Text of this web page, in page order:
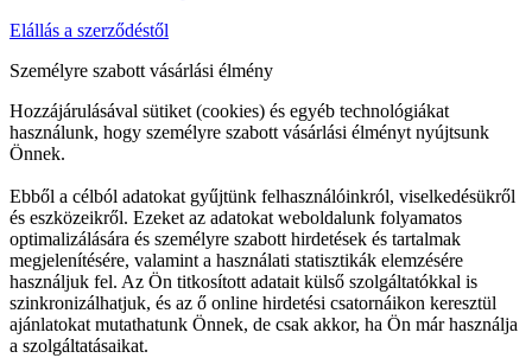
Elállás a szerződéstől
Személyre szabott vásárlási élmény
Hozzájárulásával sütiket (cookies) és egyéb technológiákat
használunk, hogy személyre szabott vásárlási élményt nyújtsunk
Önnek.
Ebből a célból adatokat gyűjtünk felhasználóinkról, viselkedésükről
és eszközeikről. Ezeket az adatokat weboldalunk folyamatos
optimalizálására és személyre szabott hirdetések és tartalmak
megjelenítésére, valamint a használati statisztikák elemzésére
használjuk fel. Az Ön titkosított adatait külső szolgáltatókkal is
szinkronizálhatjuk, és az ő online hirdetési csatornáikon keresztül
ajánlatokat mutathatunk Önnek, de csak akkor, ha Ön már használja
a szolgáltatásaikat.